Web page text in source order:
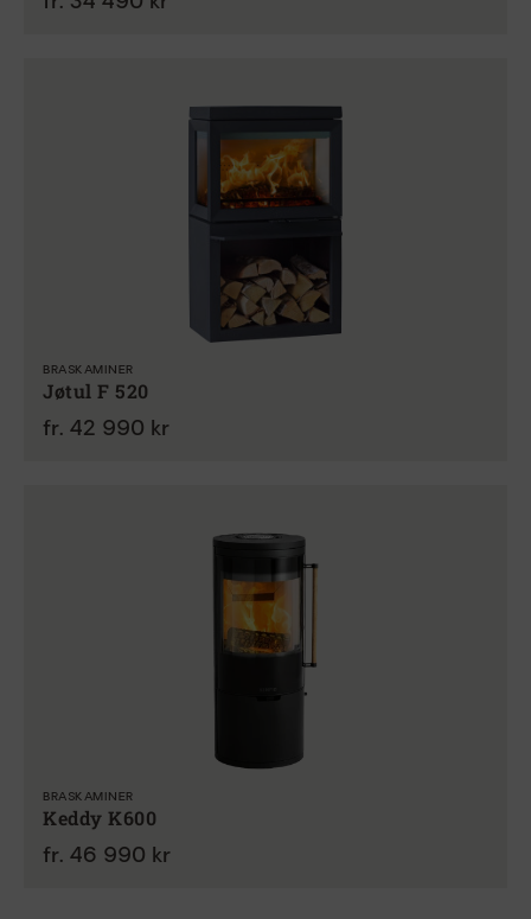
BRASKAMINER
Jøtul F 520
fr. 42 990 kr
BRASKAMINER
Keddy K600
fr. 46 990 kr